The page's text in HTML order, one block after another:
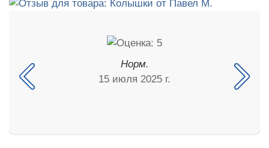
Норм.
15 июля 2025 г.